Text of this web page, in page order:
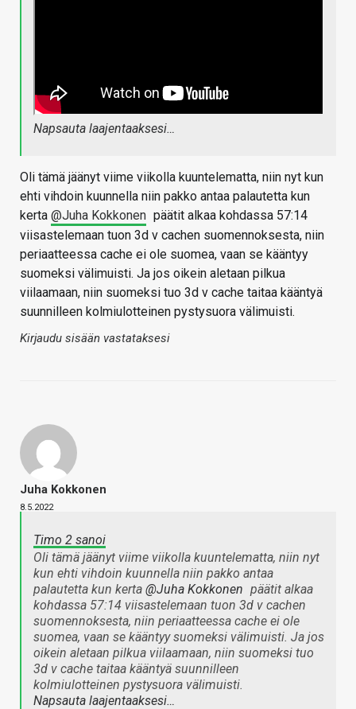
Napsauta laajentaaksesi…
Oli tämä jäänyt viime viikolla kuuntelematta, niin nyt kun
ehti vihdoin kuunnella niin pakko antaa palautetta kun
kerta @Juha Kokkonen päätit alkaa kohdassa 57:14
viisastelemaan tuon 3d v cachen suomennoksesta, niin
periaatteessa cache ei ole suomea, vaan se kääntyy
suomeksi välimuisti. Ja jos oikein aletaan pilkua
viilaamaan, niin suomeksi tuo 3d v cache taitaa kääntyä
suunnilleen kolmiulotteinen pystysuora välimuisti.
Kirjaudu sisään vastataksesi
Juha Kokkonen
8.5.2022
Timo 2 sanoi
Oli tämä jäänyt viime viikolla kuuntelematta, niin nyt
kun ehti vihdoin kuunnella niin pakko antaa
palautetta kun kerta @Juha Kokkonen päätit alkaa
kohdassa 57:14 viisastelemaan tuon 3d v cachen
suomennoksesta, niin periaatteessa cache ei ole
suomea, vaan se kääntyy suomeksi välimuisti. Ja jos
oikein aletaan pilkua viilaamaan, niin suomeksi tuo
3d v cache taitaa kääntyä suunnilleen
kolmiulotteinen pystysuora välimuisti.
Napsauta laajentaaksesi…